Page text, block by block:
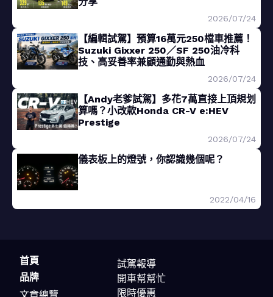
2026/07/24
【編輯試駕】預算16萬元250檔車推薦！
Suzuki Gixxer 250／SF 250油冷科
技、高妥善率兼顧通勤與熱血
2026/07/24
【Andy老爹試駕】多花7萬直接上頂規划
算嗎？小改款Honda CR-V e:HEV
Prestige
2026/07/24
儀表板上的燈號，你認識幾個呢？
2022/04/16
首頁
品牌
試駕報導
開車幫幫忙
限時優惠